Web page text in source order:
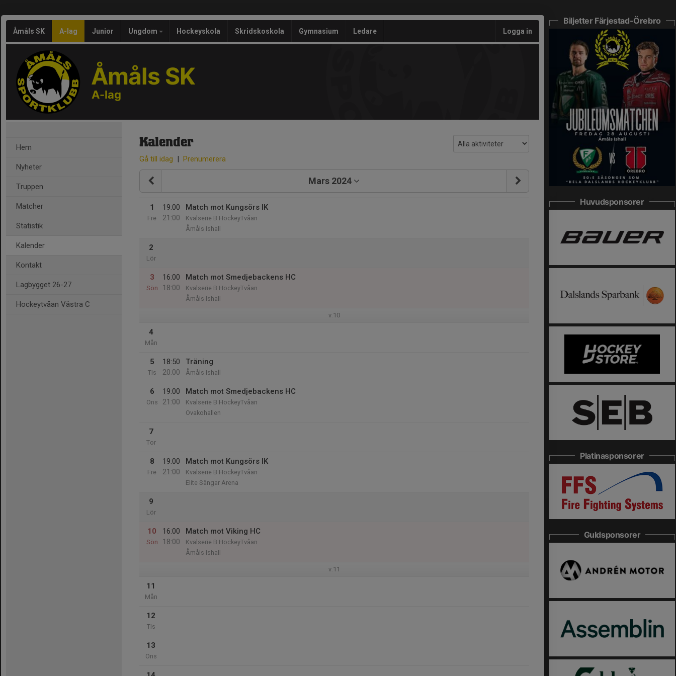
Åmåls SK A-lag Junior Ungdom Hockeyskola Skridskoskola Gymnasium Ledare Logga in
Åmåls SK
A-lag
Hem
Nyheter
Truppen
Matcher
Statistik
Kalender
Kontakt
Lagbygget 26-27
Hockeytvåan Västra C
Kalender
Gå till idag | Prenumerera
Mars 2024
1
Fre
19:00
21:00
Match mot Kungsörs IK
Kvalserie B HockeyTvåan
Åmåls Ishall
2
Lör
3
Sön
16:00
18:00
Match mot Smedjebackens HC
Kvalserie B HockeyTvåan
Åmåls Ishall
v.10
4
Mån
5
Tis
18:50
20:00
Träning
Åmåls Ishall
6
Ons
19:00
21:00
Match mot Smedjebackens HC
Kvalserie B HockeyTvåan
Ovakohallen
7
Tor
8
Fre
19:00
21:00
Match mot Kungsörs IK
Kvalserie B HockeyTvåan
Elite Sängar Arena
9
Lör
10
Sön
16:00
18:00
Match mot Viking HC
Kvalserie B HockeyTvåan
Åmåls Ishall
v.11
11
Mån
12
Tis
13
Ons
Biljetter Färjestad-Örebro
Huvudsponsorer
Platinasponsorer
Guldsponsorer